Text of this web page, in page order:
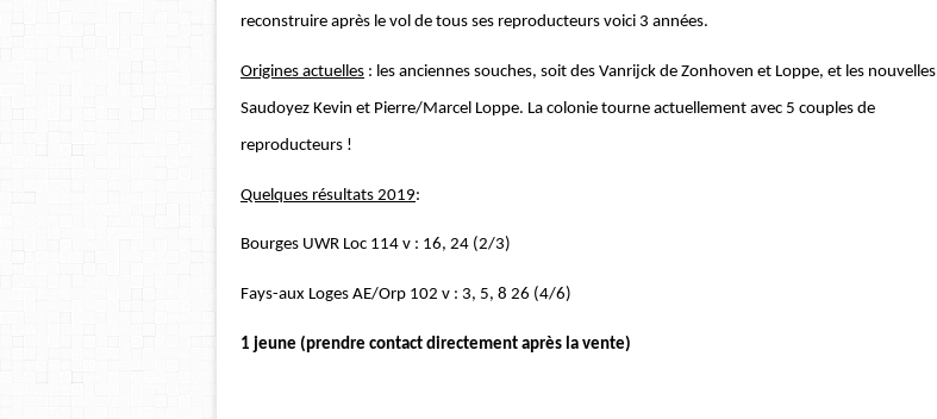
reconstruire après le vol de tous ses reproducteurs voici 3 années.
Origines actuelles : les anciennes souches, soit des Vanrijck de Zonhoven et Loppe, et les nouvelles
Saudoyez Kevin et Pierre/Marcel Loppe. La colonie tourne actuellement avec 5 couples de
reproducteurs !
Quelques résultats 2019:
Bourges UWR Loc 114 v : 16, 24 (2/3)
Fays-aux Loges AE/Orp 102 v : 3, 5, 8 26 (4/6)
1 jeune (prendre contact directement après la vente)